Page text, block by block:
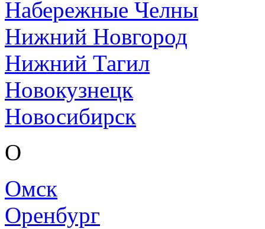
Набережные Челны
Нижний Новгород
Нижний Тагил
Новокузнецк
Новосибирск
О
Омск
Оренбург